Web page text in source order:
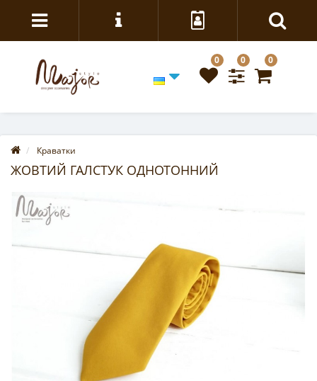
0 0 0
Краватки
ЖОВТИЙ ГАЛСТУК ОДНОТОННИЙ